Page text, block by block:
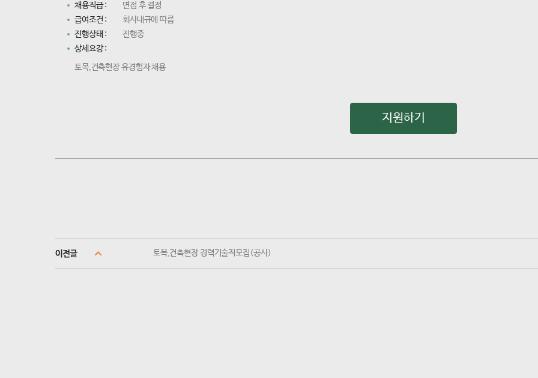
채용직급 :
면접 후 결정
급여조건 :
회사내규에 따름
진행상태 :
진행중
상세요강 :
토목,건축현장 유경험자 채용
지원하기
토목,건축현장 경력기술직모집(공사)